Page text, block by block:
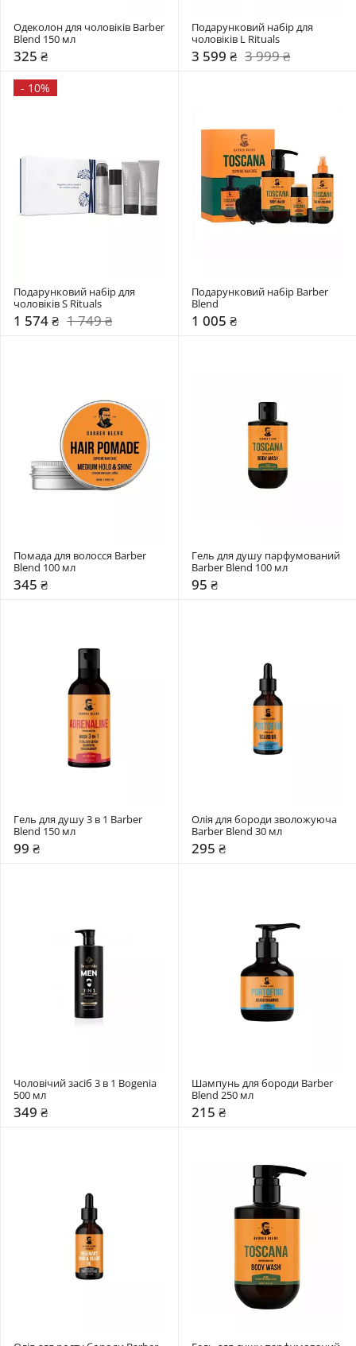
Одеколон для чоловіків Barber
Blend 150 мл
325 ₴
Подарунковий набір для
чоловіків L Rituals
3 599 ₴ 3 999 ₴
- 10%
Подарунковий набір для
чоловіків S Rituals
1 574 ₴ 1 749 ₴
Подарунковий набір Barber
Blend
1 005 ₴
Помада для волосся Barber
Blend 100 мл
345 ₴
Гель для душу парфумований
Barber Blend 100 мл
95 ₴
Гель для душу 3 в 1 Barber
Blend 150 мл
99 ₴
Олія для бороди зволожуюча
Barber Blend 30 мл
295 ₴
Чоловічий засіб 3 в 1 Bogenia
500 мл
349 ₴
Шампунь для бороди Barber
Blend 250 мл
215 ₴